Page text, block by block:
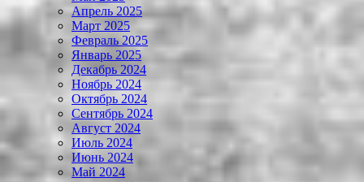
Апрель 2025
Март 2025
Февраль 2025
Январь 2025
Декабрь 2024
Ноябрь 2024
Октябрь 2024
Сентябрь 2024
Август 2024
Июль 2024
Июнь 2024
Май 2024